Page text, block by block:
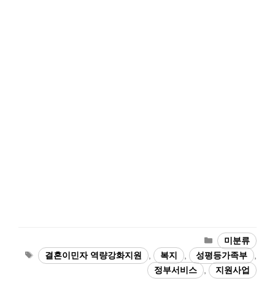
카
테
고
리
미분류
태
그
결혼이민자 역량강화지원 복지 성평등가족부
정부서비스
지원사업